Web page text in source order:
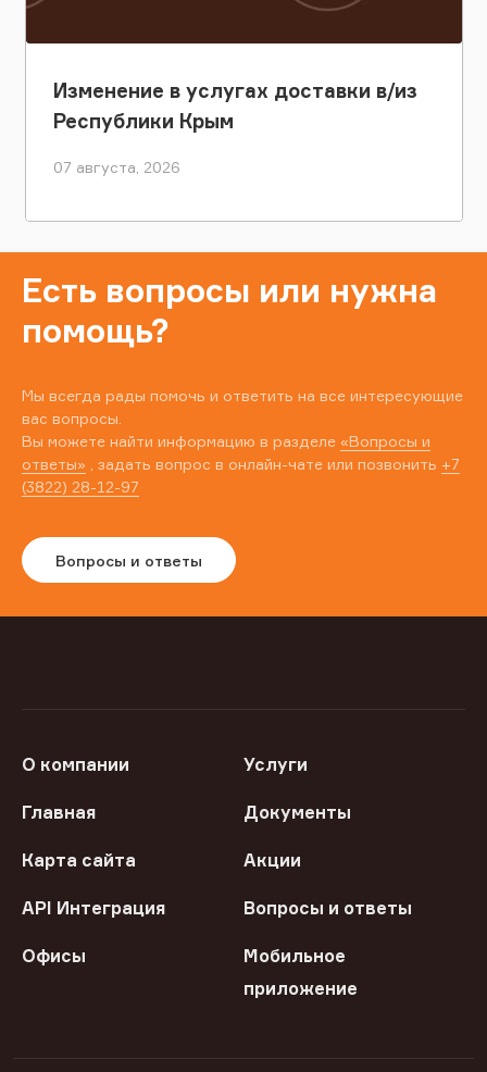
Изменение в услугах доставки в/из
Республики Крым
07 августа, 2026
Есть вопросы или нужна
помощь?
Мы всегда рады помочь и ответить на все интересующие
вас вопросы.
Вы можете найти информацию в разделе «Вопросы и
ответы» , задать вопрос в онлайн-чате или позвонить +7
(3822) 28-12-97
Вопросы и ответы
О компании Услуги
Главная Документы
Карта сайта Акции
API Интеграция Вопросы и ответы
Офисы
Мобильное
приложение